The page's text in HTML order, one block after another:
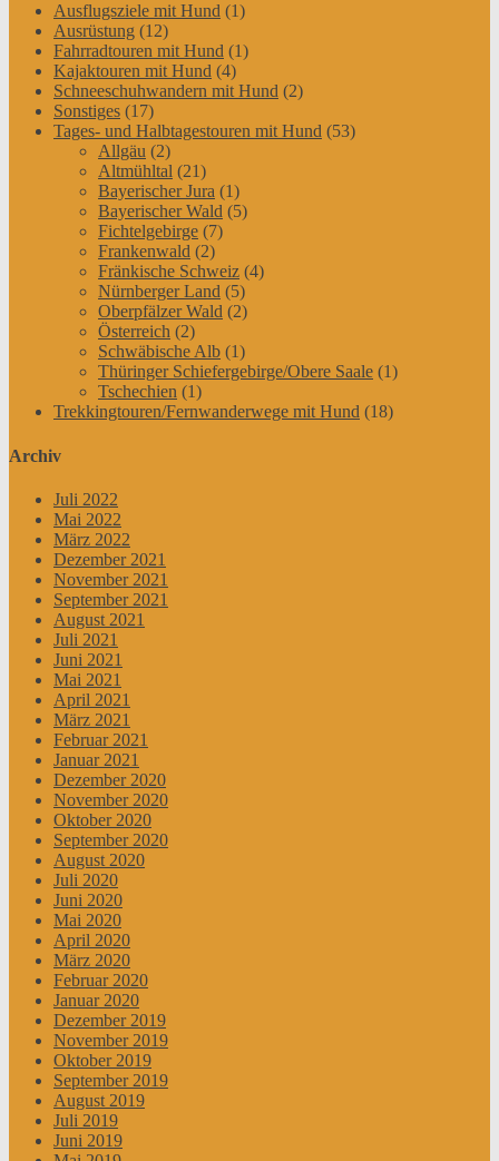
Ausflugsziele mit Hund (1)
Ausrüstung (12)
Fahrradtouren mit Hund (1)
Kajaktouren mit Hund (4)
Schneeschuhwandern mit Hund (2)
Sonstiges (17)
Tages- und Halbtagestouren mit Hund (53)
Allgäu (2)
Altmühltal (21)
Bayerischer Jura (1)
Bayerischer Wald (5)
Fichtelgebirge (7)
Frankenwald (2)
Fränkische Schweiz (4)
Nürnberger Land (5)
Oberpfälzer Wald (2)
Österreich (2)
Schwäbische Alb (1)
Thüringer Schiefergebirge/Obere Saale (1)
Tschechien (1)
Trekkingtouren/Fernwanderwege mit Hund (18)
Archiv
Juli 2022
Mai 2022
März 2022
Dezember 2021
November 2021
September 2021
August 2021
Juli 2021
Juni 2021
Mai 2021
April 2021
März 2021
Februar 2021
Januar 2021
Dezember 2020
November 2020
Oktober 2020
September 2020
August 2020
Juli 2020
Juni 2020
Mai 2020
April 2020
März 2020
Februar 2020
Januar 2020
Dezember 2019
November 2019
Oktober 2019
September 2019
August 2019
Juli 2019
Juni 2019